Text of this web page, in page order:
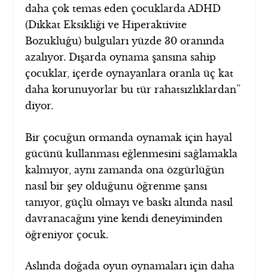
daha çok temas eden çocuklarda ADHD
(Dikkat Eksikliği ve Hiperaktivite
Bozukluğu) bulguları yüzde 30 oranında
azalıyor. Dışarda oynama şansına sahip
çocuklar, içerde oynayanlara oranla üç kat
daha korunuyorlar bu tür rahatsızlıklardan”
diyor.
Bir çocuğun ormanda oynamak için hayal
gücünü kullanması eğlenmesini sağlamakla
kalmıyor, aynı zamanda ona özgürlüğün
nasıl bir şey olduğunu öğrenme şansı
tanıyor, güçlü olmayı ve baskı altında nasıl
davranacağını yine kendi deneyiminden
öğreniyor çocuk.
Aslında doğada oyun oynamaları için daha